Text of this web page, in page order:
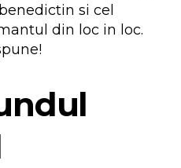
si cel
din loc in loc.